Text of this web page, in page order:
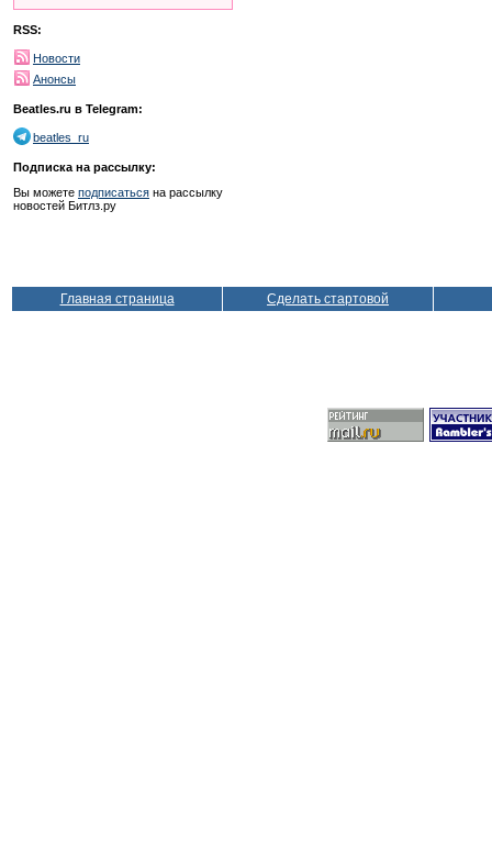
RSS:
Новости
Анонсы
Beatles.ru в Telegram:
beatles_ru
Подписка на рассылку:
Вы можете подписаться на рассылку
новостей Битлз.ру
Главная страница Сделать стартовой